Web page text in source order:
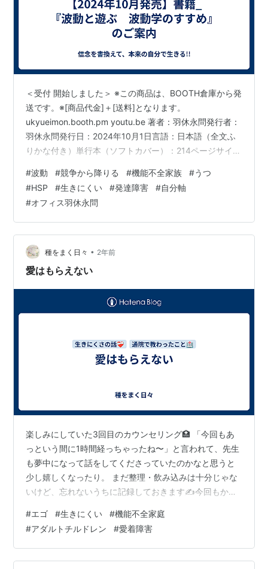
＜受付 開始しました＞ ※この商品は、BOOTH倉庫から発
送です。※[商品代金]＋[送料]となります。
ukyueimon.booth.pm youtu.be 著者：羽休永問発行者：
羽休永問発行日：2024年10月1日言語：日本語（全文ふ
りかな付き）単行本（ソフトカバー）：214ページサイズ
スター1枚（信念を変える、自分を鼓舞する!!） ※特典
（おまけ）は、Ａ４サイズの簡易ポスターです。 ※特典
Ａ４簡易ポスターは、折って梱包します。 出版社：ー
ISBN-10‏：ーISBN-13‏:：ー 人生1回きり、分かってる。
でもツライ毎日。。…
#波動 #競争から降りる #機能不全家族 #うつ
#HSP #生きにくい #発達障害 #自分軸
#オフィス羽休永問
種をまく日々 • 2年前
愛はもらえない
楽しみにしていた3回目のカウンセリング🏥 「今回もあ
っという間に1時間経っちゃったね〜」と言われて、先生
も夢中になって話をしてくださっていたのかなと思うと
少し嬉しくなったり。 まだ整理・飲み込みは十分じゃな
いけど、忘れないうちに記録しておきます✍️今回もかな
の大切なことに沢山気づきながら楽になれていて、だい
ぶ良い状況。 ・実家が自分をおかしくさせた根本なの
で、生理中に実家に行っておかしくなるのも当たり前。
・父親に対する嫌悪感は、嫌な記憶や感情からだけでは
#エゴ #生きにくい #機能不全家庭
#アダルトチルドレン #愛着障害